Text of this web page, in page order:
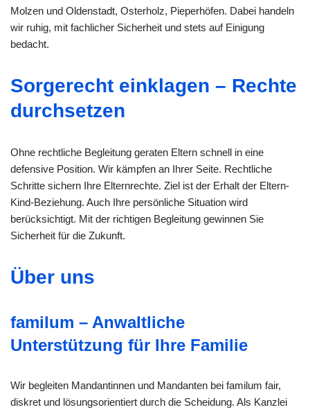
Molzen und Oldenstadt, Osterholz, Pieperhöfen. Dabei handeln
wir ruhig, mit fachlicher Sicherheit und stets auf Einigung
bedacht.
Sorgerecht einklagen – Rechte
durchsetzen
Ohne rechtliche Begleitung geraten Eltern schnell in eine
defensive Position. Wir kämpfen an Ihrer Seite. Rechtliche
Schritte sichern Ihre Elternrechte. Ziel ist der Erhalt der Eltern-
Kind-Beziehung. Auch Ihre persönliche Situation wird
berücksichtigt. Mit der richtigen Begleitung gewinnen Sie
Sicherheit für die Zukunft.
Über uns
familum – Anwaltliche
Unterstützung für Ihre Familie
Wir begleiten Mandantinnen und Mandanten bei familum fair,
diskret und lösungsorientiert durch die Scheidung. Als Kanzlei